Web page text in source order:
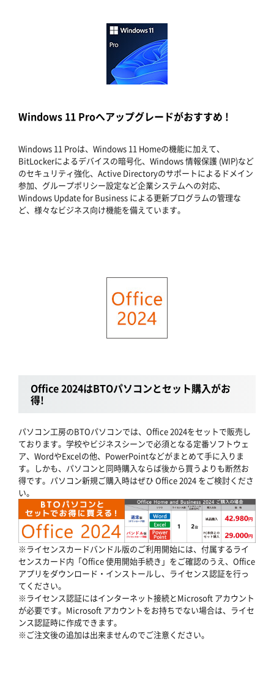
Windows 11 Proへアップグレードがおすすめ !
Windows 11 Proは、Windows 11 Homeの機能に加えて、
BitLockerによるデバイスの暗号化、Windows 情報保護 (WIP)など
のセキュリティ強化、Active Directoryのサポートによるドメイン
参加、グループポリシー設定など企業システムへの対応、
Windows Update for Business による更新プログラムの管理な
ど、様々なビジネス向け機能を備えています。
Office 2024はBTOパソコンとセット購入がお
得!
パソコン工房のBTOパソコンでは、Office 2024をセットで販売し
ております。学校やビジネスシーンで必須となる定番ソフトウェ
ア、WordやExcelの他、PowerPointなどがまとめて手に入りま
す。しかも、パソコンと同時購入ならば後から買うよりも断然お
得です。パソコン新規ご購入時はぜひ Office 2024 をご検討くださ
い。
※ライセンスカードバンドル版のご利用開始には、付属するライ
センスカード内「Office 使用開始手続き」をご確認のうえ、Office
アプリをダウンロード・インストールし、ライセンス認証を行っ
てください。
※ライセンス認証にはインターネット接続とMicrosoft アカウント
が必要です。Microsoft アカウントをお持ちでない場合は、ライセ
ンス認証時に作成できます。
※ご注文後の追加は出来ませんのでご注意ください。